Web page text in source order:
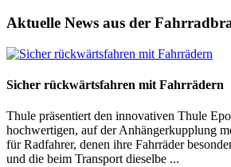
Aktuelle News aus der
Sicher rückwärtsfahren mit Fahrrädern
Thule präsentiert den innovativen Thule
hochwertigen, auf der Anhängerkupplung
für Radfahrer, denen ihre Fahrräder
und die beim Transport dieselbe ...